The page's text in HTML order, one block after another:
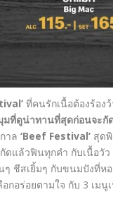
ที่คนรักเนื้อต้องร้องว้
ที่ดูน่าทานที่สุดก่อนจะกั
าล ‘Beef Festival’ สุด
ดแล้วฟินทุกคำ กับเนื้อวัว
ชีสเยิ้มๆ กับขนมปังที่
กอร่อยตามใจ กับ 3 เมนู